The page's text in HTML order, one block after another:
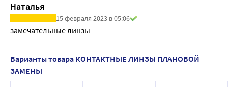
-обладают высокой прочностью;
-имеют стабильные оптические параметры;
-защищены от обезвоживания, устойчивы к образованию
ОСОБЕННОСТИ И ПРЕИМУЩЕСТВА
-Благодаря сверхтонкому краю линзы ее легко надевать,
а в процессе ношения она не доставляет дискомфортных
Наталья
15 февраля 2023 в 05:06
замечательные линзы
Варианты товара КОНТАКТНЫЕ ЛИНЗЫ ПЛАНОВОЙ
ЗАМЕНЫ